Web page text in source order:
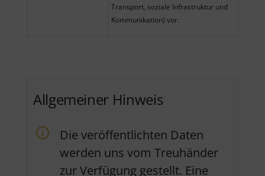
Transport, soziale Infrastruktur und
Kommunikation) vor.
Allgemeiner Hinweis
Die veröffentlichten Daten
werden uns vom Treuhänder
zur Verfügung gestellt. Eine